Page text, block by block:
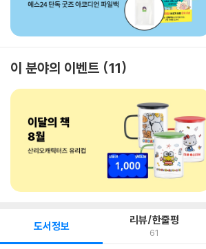
이 분야의 이벤트 11
도서정보 리뷰/한줄평
61